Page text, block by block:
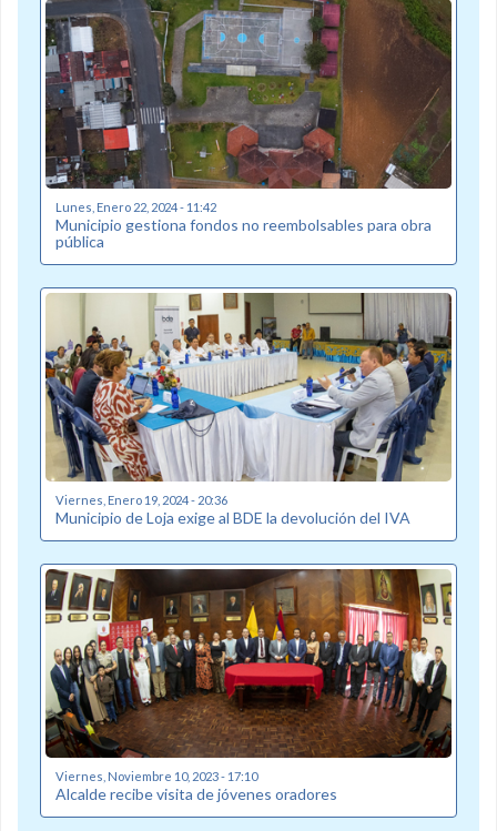
Lunes, Enero 22, 2024 - 11:42
Municipio gestiona fondos no reembolsables para obra
pública
Viernes, Enero 19, 2024 - 20:36
Municipio de Loja exige al BDE la devolución del IVA
Viernes, Noviembre 10, 2023 - 17:10
Alcalde recibe visita de jóvenes oradores